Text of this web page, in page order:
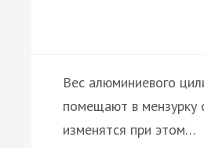
Вес алюминиевого
помещают в мензурку
изменятся при этом…